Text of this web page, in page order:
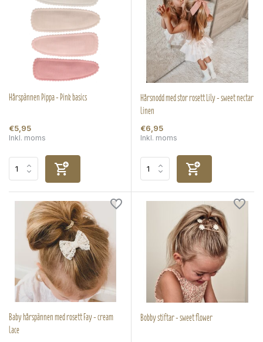
Hårspännen Pippa - Pink basics
€5,95
Inkl. moms
Hårsnodd med stor rosett Lily - sweet nectar
linen
€6,95
Inkl. moms
Baby hårspännen med rosett Fay - cream
lace
Bobby stiftar - sweet flower